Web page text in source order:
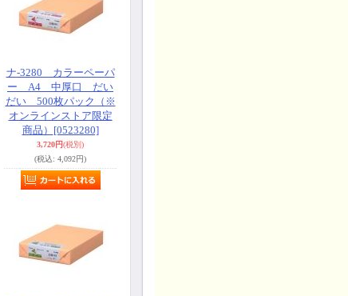
ナ-3280 カラーペーパ
ー A4 中厚口 だい
だい 500枚パック（※
オンラインストア限定
商品） [0523280]
3,720円(税別)
(税込: 4,092円)